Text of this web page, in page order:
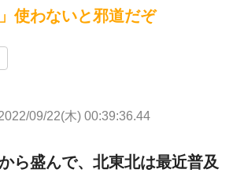
使わないと邪道だぞ
09/22(木) 00:39:36.44
ら盛んで、北東北は最近普及